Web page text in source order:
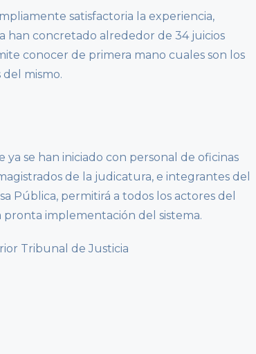
satisfactoria la experiencia,
han concretado alrededor de 34 juicios
conocer de primera mano cuales son los
del mismo.
ya se han iniciado con personal de oficinas
de la judicatura, e integrantes del
Pública, permitirá a todos los actores del
pronta implementación del sistema.
Tribunal de Justicia